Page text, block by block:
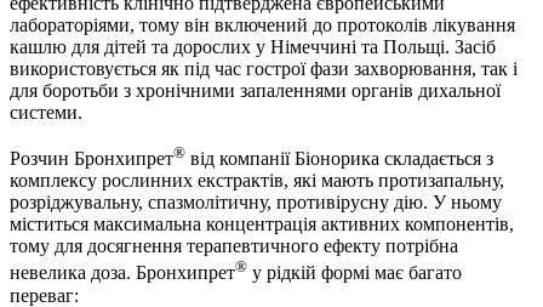
лабораторіями, тому він включений до протоколів лікування
кашлю для дітей та дорослих у Німеччині та Польщі. Засіб
використовується як під час гострої фази захворювання, так і
для боротьби з хронічними запаленнями органів дихальної
системи.
Розчин Бронхипрет® від компанії Біонорика складається з
комплексу рослинних екстрактів, які мають протизапальну,
розріджувальну, спазмолітичну, противірусну дію. У ньому
міститься максимальна концентрація активних компонентів,
тому для досягнення терапевтичного ефекту потрібна
невелика доза. Бронхипрет® у рідкій формі має багато
переваг: